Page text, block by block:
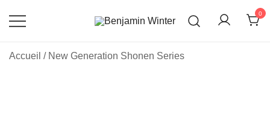
0
Accueil / New Generation Shonen Series